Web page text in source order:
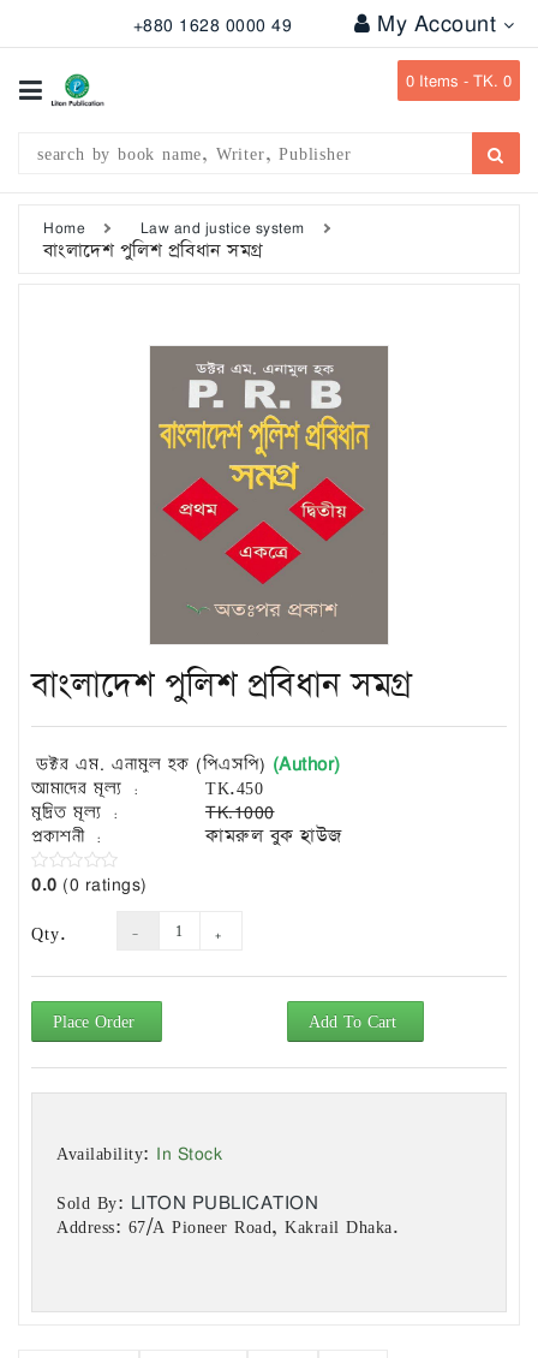
+880 1628 0000 49 My Account
0 Items -TK. 0
Categories
Publication
Islamic
Building
Construction
&
Civil
Engineering
Home Law and justice system
বাংলাদেশ পুলিশ প্রবিধান সমগ্র
বাংলাদেশ পুলিশ প্রবিধান সমগ্র
ডক্টর এম. এনামুল হক (পিএসপি) (Author)
আমাদের মূল্য : TK.450
মুদ্রিত মূল্য :
TK.1000
প্রকাশনী :
কামরুল বুক হাউজ
0.0 (0 ratings)
Qty.
Place Order Add To Cart
Availability: In Stock
Sold By: LITON PUBLICATION
Address: 67/A Pioneer Road, Kakrail Dhaka.